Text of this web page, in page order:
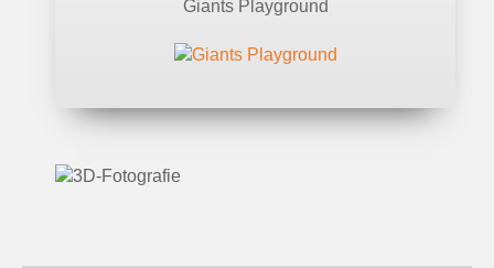
Giants Playground